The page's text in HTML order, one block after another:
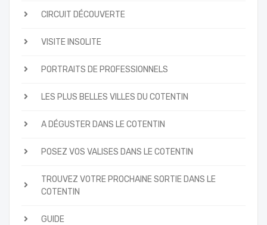
CIRCUIT DÉCOUVERTE
VISITE INSOLITE
PORTRAITS DE PROFESSIONNELS
LES PLUS BELLES VILLES DU COTENTIN
A DÉGUSTER DANS LE COTENTIN
POSEZ VOS VALISES DANS LE COTENTIN
TROUVEZ VOTRE PROCHAINE SORTIE DANS LE
COTENTIN
GUIDE